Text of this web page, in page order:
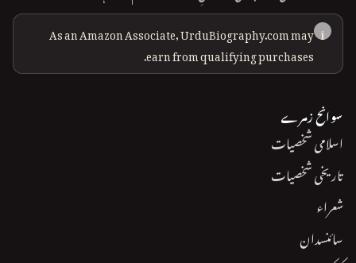
i
As an Amazon Associate, UrduBiography.com may
earn from qualifying purchases.
سوانح زمرے
اسلامی شخصیات
تاریخی شخصیات
شعراء
سائنسدان